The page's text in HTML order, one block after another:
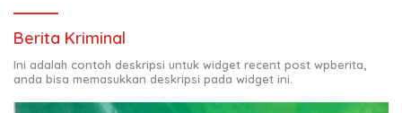
Berita Kriminal
Ini adalah contoh deskripsi untuk widget recent post wpberita,
anda bisa memasukkan deskripsi pada widget ini.